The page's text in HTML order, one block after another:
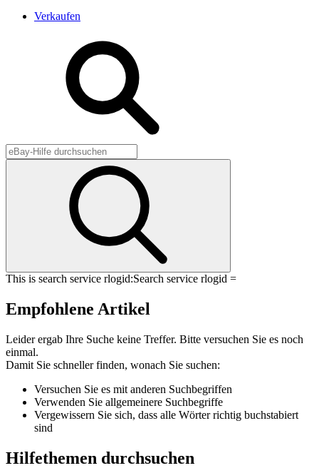
Verkaufen
This is search service rlogid:Search service rlogid =
Empfohlene Artikel
Leider ergab Ihre Suche keine Treffer. Bitte versuchen Sie es noch
einmal.
Damit Sie schneller finden, wonach Sie suchen:
Versuchen Sie es mit anderen Suchbegriffen
Verwenden Sie allgemeinere Suchbegriffe
Vergewissern Sie sich, dass alle Wörter richtig buchstabiert
sind
Hilfethemen durchsuchen